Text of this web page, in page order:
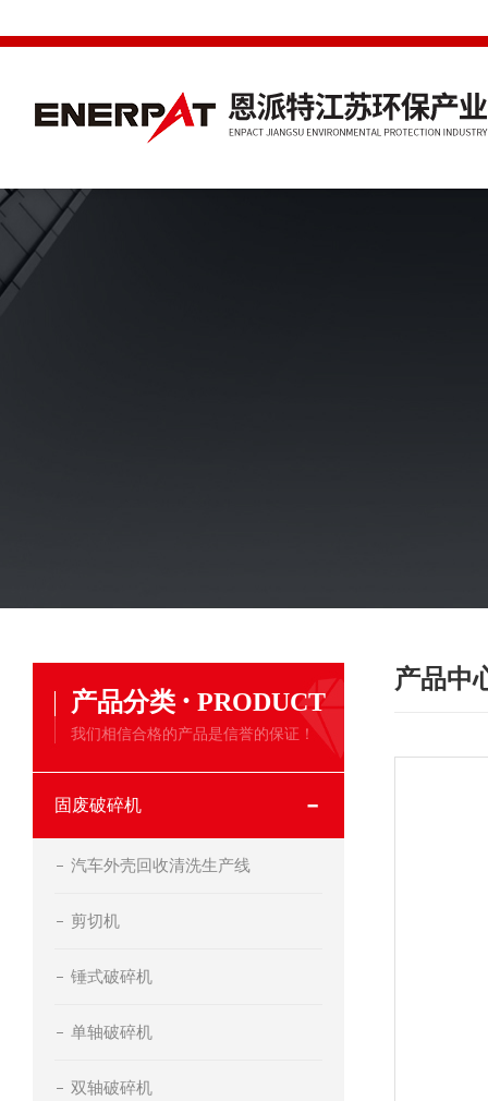
产品分类 · PRODUCT
我们相信合格的产品是信誉的保证！
固废破碎机
汽车外壳回收清洗生产线
剪切机
锤式破碎机
单轴破碎机
双轴破碎机
产品中